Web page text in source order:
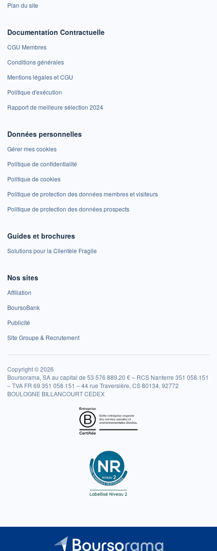
Plan du site
Documentation Contractuelle
CGU Membres
Conditions générales
Mentions légales et CGU
Politique d'exécution
Rapport de meilleure sélection 2024
Données personnelles
Gérer mes cookies
Politique de confidentialité
Politique de cookies
Politique de protection des données membres et visiteurs
Politique de protection des données prospects
Guides et brochures
Solutions pour la Clientèle Fragile
Nos sites
Affiliation
BoursoBank
Publicité
Site Groupe & Recrutement
Copyright © 2026
Boursorama, SA au capital de 53 576 889,20 € – RCS Nanterre 351 058 151
– TVA FR 69 351 058 151 – 44 rue Traversière, CS 80134, 92772
BOULOGNE BILLANCOURT CEDEX